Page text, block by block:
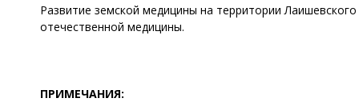
Развитие земской медицины на территории
отечественной медицины.
ПРИМЕЧАНИЯ: